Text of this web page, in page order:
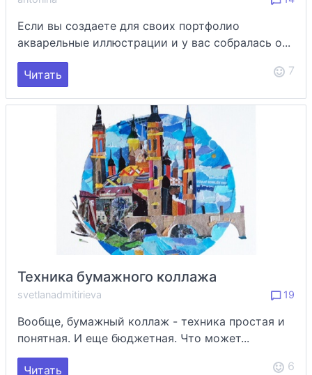
Если вы создаете для своих портфолио
акварельные иллюстрации и у вас собралась о...
Читать 7
Техника бумажного коллажа
svetlanadmitirieva 19
Вообще, бумажный коллаж - техника простая и
понятная. И еще бюджетная. Что может...
Читать 6